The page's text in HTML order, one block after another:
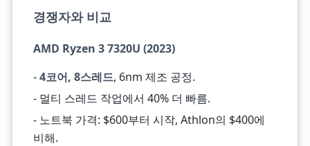
경쟁자와 비교
AMD Ryzen 3 7320U (2023)
-4코어, 8스레드, 6nm 제조 공정.
- 멀티 스레드 작업에서 40% 더 빠름.
- 노트북 가격: $600부터 시작, Athlon의 $400에
비해.